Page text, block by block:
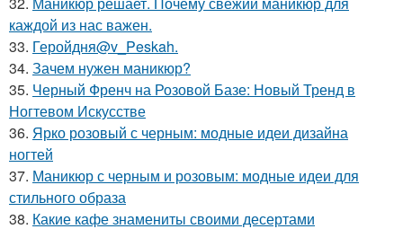
каждой из нас важен.
33. Геройдня@v_Peskah.
34. Зачем нужен маникюр?
35. Черный Френч на Розовой Базе: Новый Тренд в
Ногтевом Искусстве
36. Ярко розовый с черным: модные идеи дизайна
ногтей
37. Маникюр с черным и розовым: модные идеи для
стильного образа
38. Какие кафе знамениты своими десертами